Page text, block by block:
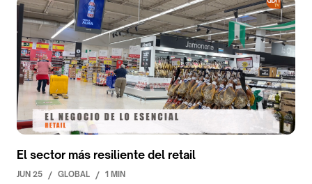
El sector más resiliente del retail
JUN 25 / GLOBAL / 1 MIN